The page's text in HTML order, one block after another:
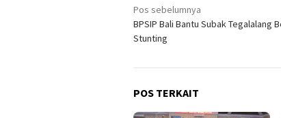
Navigasi
pos
Pos sebelumnya
BPSIP Bali Bantu Subak Tegalalang
Stunting
POS TERKAIT